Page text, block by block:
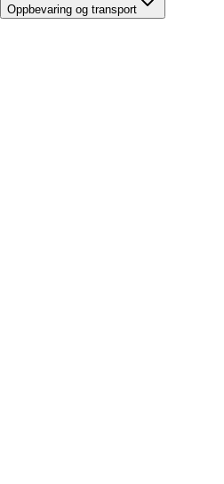
Oppbevaring og transport